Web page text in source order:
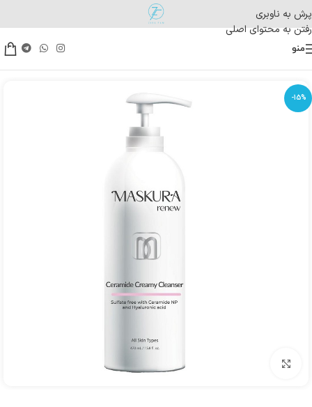
پرش به ناوبری
رفتن به محتوای اصلی
منو
-15%
برای بزرگنمایی کلیک کنید